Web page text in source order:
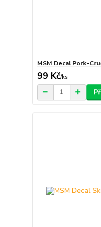
MSM Decal Pork-
99 Kč/ks